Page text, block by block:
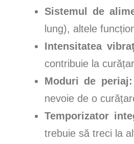
Sistemul de
lung), altele
Intensitatea
contribuie la
Moduri de periaj:
nevoie de o
Temporizator
trebuie să treci la